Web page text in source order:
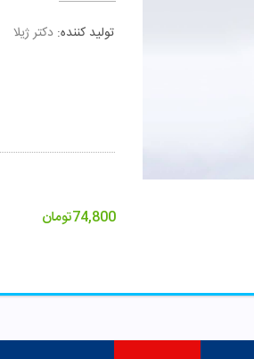
تولید کننده: دکتر ژیلا
74,800تومان